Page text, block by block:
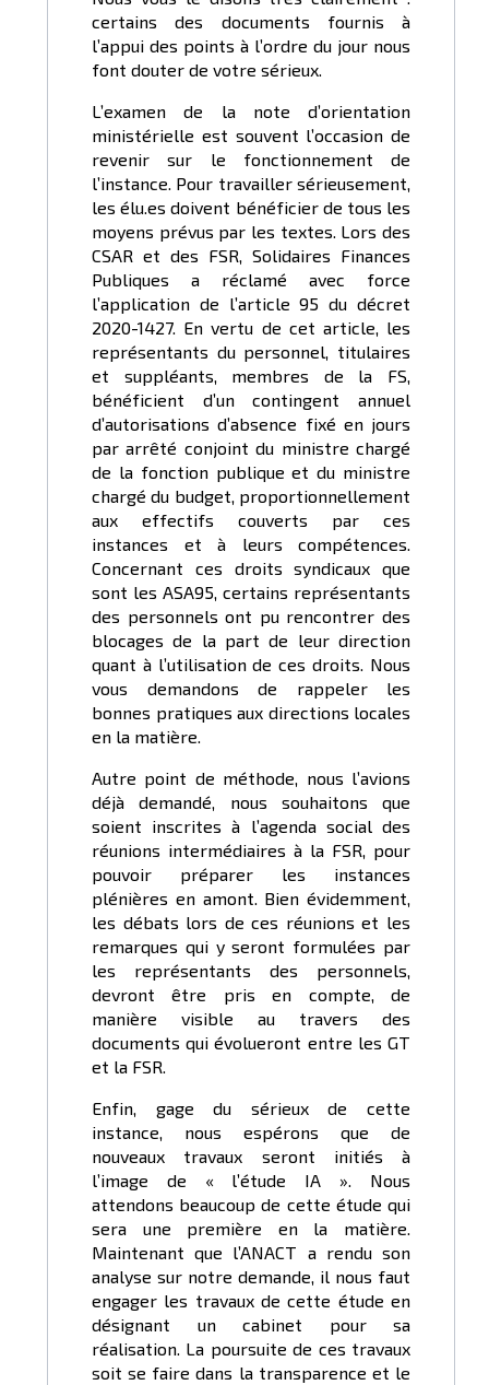
certains des documents fournis à
l’appui des points à l’ordre du jour nous
font douter de votre sérieux.
L’examen de la note d’orientation
ministérielle est souvent l’occasion de
revenir sur le fonctionnement de
l’instance. Pour travailler sérieusement,
les élu.es doivent bénéficier de tous les
moyens prévus par les textes. Lors des
CSAR et des FSR, Solidaires Finances
Publiques a réclamé avec force
l’application de l’article 95 du décret
2020-1427. En vertu de cet article, les
représentants du personnel, titulaires
et suppléants, membres de la FS,
bénéficient d’un contingent annuel
d’autorisations d’absence fixé en jours
par arrêté conjoint du ministre chargé
de la fonction publique et du ministre
chargé du budget, proportionnellement
aux effectifs couverts par ces
instances et à leurs compétences.
Concernant ces droits syndicaux que
sont les ASA95, certains représentants
des personnels ont pu rencontrer des
blocages de la part de leur direction
quant à l’utilisation de ces droits. Nous
vous demandons de rappeler les
bonnes pratiques aux directions locales
en la matière.
Autre point de méthode, nous l’avions
déjà demandé, nous souhaitons que
soient inscrites à l’agenda social des
réunions intermédiaires à la FSR, pour
pouvoir préparer les instances
plénières en amont. Bien évidemment,
les débats lors de ces réunions et les
remarques qui y seront formulées par
les représentants des personnels,
devront être pris en compte, de
manière visible au travers des
documents qui évolueront entre les GT
et la FSR.
Enfin, gage du sérieux de cette
instance, nous espérons que de
nouveaux travaux seront initiés à
l’image de « l’étude IA ». Nous
attendons beaucoup de cette étude qui
sera une première en la matière.
Maintenant que l’ANACT a rendu son
analyse sur notre demande, il nous faut
engager les travaux de cette étude en
désignant un cabinet pour sa
réalisation. La poursuite de ces travaux
soit se faire dans la transparence et le